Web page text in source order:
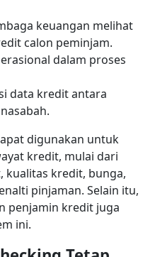
keuangan melihat
calon peminjam.
dalam proses
data kredit antara
digunakan untuk
kredit, mulai dari
kualitas kredit, bunga,
pinjaman. Selain itu,
penjamin kredit juga
ini.